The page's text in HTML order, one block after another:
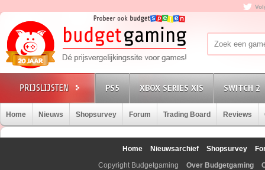
PS5 XBOX SERIES X|S SWITCH 2
Home Nieuws Shopsurvey Forum Trading Board Reviews
Home Nieuwsarchief Shopsurvey
Copyright Budgetgaming
Over Budgetgaming